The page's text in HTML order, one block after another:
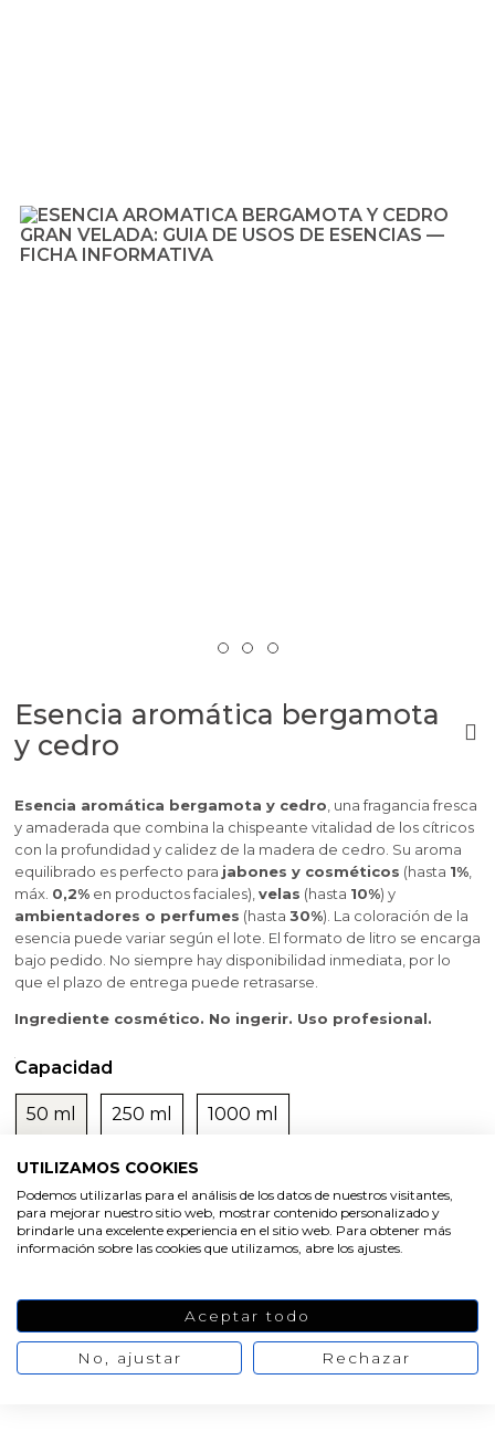
Esencia aromática bergamota
y cedro
Esencia aromática bergamota y cedro , una fragancia fresca
y amaderada que combina la chispeante vitalidad de los cítricos
con la profundidad y calidez de la madera de cedro. Su aroma
equilibrado es perfecto para jabones y cosméticos (hasta 1%,
máx. 0,2%en productos faciales), velas (hasta 10%) y
ambientadores o perfumes (hasta 30%). La coloración de la
esencia puede variar según el lote. El formato de litro se encarga
bajo pedido. No siempre hay disponibilidad inmediata, por lo
que el plazo de entrega puede retrasarse.
Ingrediente cosmético. No ingerir. Uso profesional.
Capacidad
50 ml 250 ml 1000 ml
6,14 €
4,91 €
No hay opiniones
de momento
AÑADIR AL CARRITO
UTILIZAMOS COOKIES
Podemos utilizarlas para el análisis de los datos de nuestros visitantes,
para mejorar nuestro sitio web, mostrar contenido personalizado y
brindarle una excelente experiencia en el sitio web. Para obtener más
información sobre las cookies que utilizamos, abre los ajustes.
Aceptar todo
No, ajustar Rechazar